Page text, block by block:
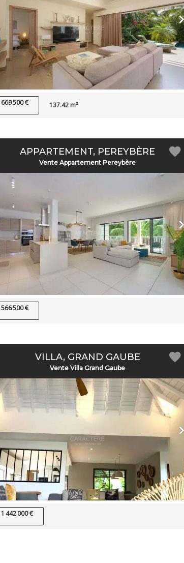
669 500 € 137.42 m²
APPARTEMENT, PEREYBÈRE
Vente Appartement Pereybère
566 500 €
VILLA, GRAND GAUBE
Vente Villa Grand Gaube
1 442 000 €